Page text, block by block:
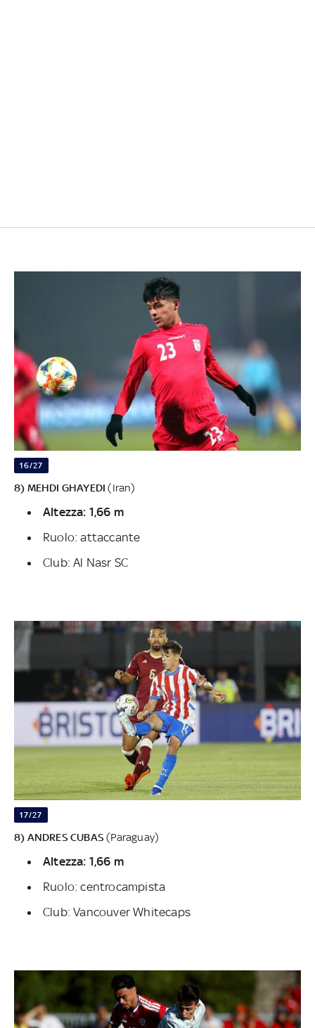
16/27
8) MEHDI GHAYEDI(Iran)
Altezza: 1,66 m
Ruolo: attaccante
Club: Al Nasr SC
17/27
8) ANDRES CUBAS(Paraguay)
Altezza: 1,66 m
Ruolo: centrocampista
Club: Vancouver Whitecaps